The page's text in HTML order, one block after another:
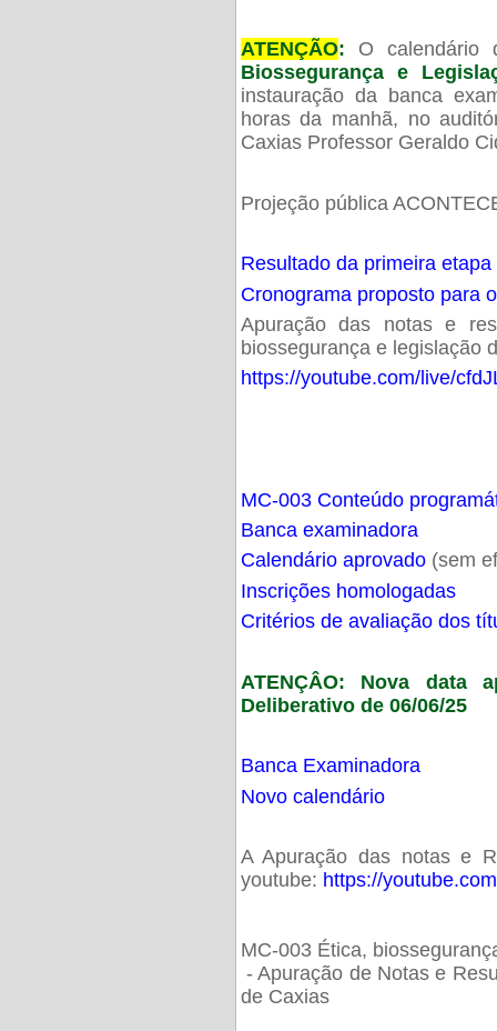
ATENÇÃO: O calendário
Biossegurança e
instauração da banca
horas da manhã, no
Caxias Professor Geraldo
Projeção pública
Resultado da primeira
Cronograma proposto para
Apuração das notas e
biossegurança e legislação
https://youtube.com/live/
MC-003 Conteúdo
Banca examinadora
Calendário aprovado(sem
Inscrições homologadas
Critérios de avaliação dos
ATENÇÂO: Nova data
Deliberativo de 06/06/25
Banca Examinadora
Novo calendário
A Apuração das notas e
youtube: https://
MC-003 Ética,
- Apuração de Notas e
de Caxias